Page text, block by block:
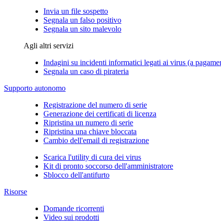
Invia un file sospetto
Segnala un falso positivo
Segnala un sito malevolo
Agli altri servizi
Indagini su incidenti informatici legati ai virus (a
Segnala un caso di pirateria
Supporto autonomo
Registrazione del numero di serie
Generazione dei certificati di licenza
Ripristina un numero di serie
Ripristina una chiave bloccata
Cambio dell'email di registrazione
Scarica l'utility di cura dei virus
Kit di pronto soccorso dell'amministratore
Sblocco dell'antifurto
Risorse
Domande ricorrenti
Video sui prodotti